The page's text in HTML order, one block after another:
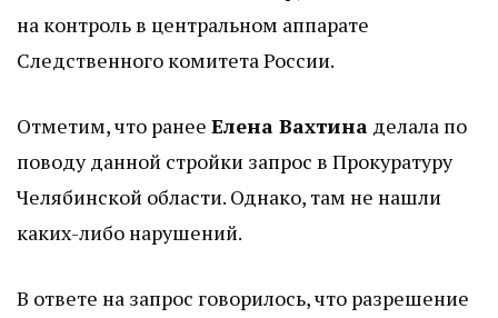
на контроль в центральном аппарате
Следственного комитета России.
Отметим, что ранее Елена Вахтина делала по
поводу данной стройки запрос в Прокуратуру
Челябинской области. Однако, там не нашли
каких-либо нарушений.
В ответе на запрос говорилось, что разрешение